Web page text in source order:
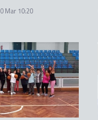
Mar 10:20